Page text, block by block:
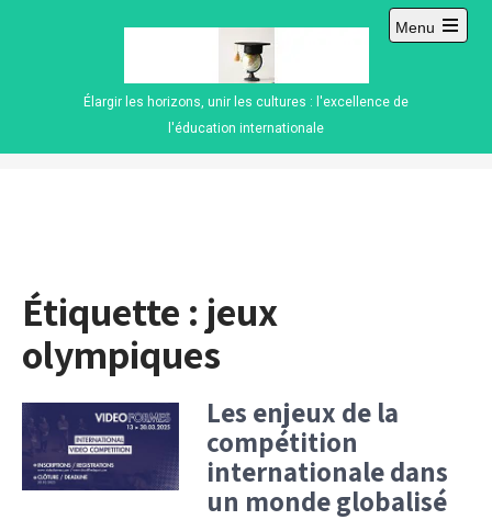
Élargir les horizons, unir les cultures : l'excellence de
l'éducation internationale
Menu
Open
Étiquette : jeux
olympiques
Les enjeux de la
compétition
internationale dans
un monde globalisé